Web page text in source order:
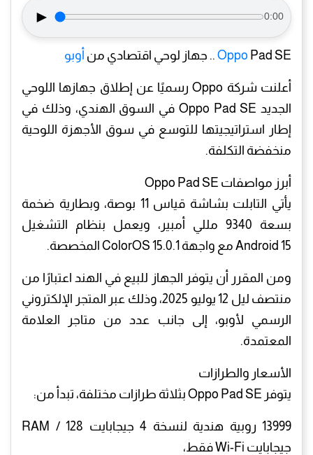
► 0:00
Oppo Pad SE .. جهاز لوحي اقتصادي من أوبو
أعلنت شركة Oppo رسميًا عن إطلاق جهازها اللوحي
الجديد Oppo Pad SE في السوق الهندي، وذلك في
إطار استراتيجيتها للتوسع في سوق الأجهزة اللوحية
منخفضة التكلفة.
أبرز مواصفات Oppo Pad SE
يأتي التابلت بشاشة قياس 11 بوصة، وبطارية ضخمة
بسعة 9340 مللي أمبير، ويعمل بنظام التشغيل
Android 15 مع واجهة ColorOS 15.0.1 المخصصة.
ومن المقرر أن يتوفر الجهاز للبيع في الهند اعتبارًا من
منتصف ليل 12 يوليو 2025، وذلك عبر المتجر الإلكتروني
الرسمي لأوبو، إلى جانب عدد من متاجر العلامة
المعتمدة.
الأسعار والطرازات
يتوفر Oppo Pad SE بثلاثة طرازات مختلفة، تبدأ من:
13999 روبية هندية لنسخة 4 جيجابايت RAM / 128
جيجابايت Wi-Fi فقط،